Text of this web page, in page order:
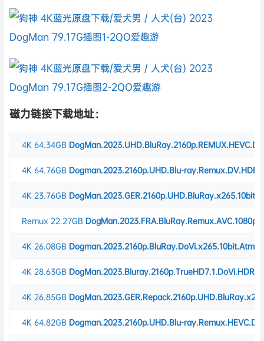
磁力链接下载地址：
4K 64.34GB
4K 64.76GB Dogman.2023.2160p.UHD.Blu-
4K 23.76GB
Remux 22.27GB
4K 26.08GB
4K 28.63GB
4K 26.85GB
4K 64.82GB Dogman.2023.2160p.UHD.Blu-